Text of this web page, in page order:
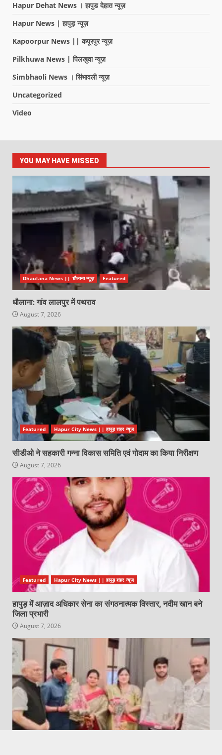
Hapur Dehat News । हापुड देहात न्यूज़
Hapur News | हापुड़ न्यूज़
Kapoorpur News || कपूरपुर न्यूज़
Pilkhuwa News | पिलखुवा न्यूज़
Simbhaoli News । सिंभावली न्यूज़
Uncategorized
Video
YOU MAY HAVE MISSED
Dhaulana News || धौलाना न्यूज़ Featured
धौलाना: गांव लालपुर में पथराव
August 7, 2026
Featured Hapur City News || हापुड़ शहर न्यूज़
सीडीओ ने सहकारी गन्ना विकास समिति एवं गोदाम का किया निरीक्षण
August 7, 2026
Featured Hapur City News || हापुड़ शहर न्यूज़
हापुड़ में आज़ाद अधिकार सेना का संगठनात्मक विस्तार, नदीम खान बने
जिला प्रभारी
August 7, 2026